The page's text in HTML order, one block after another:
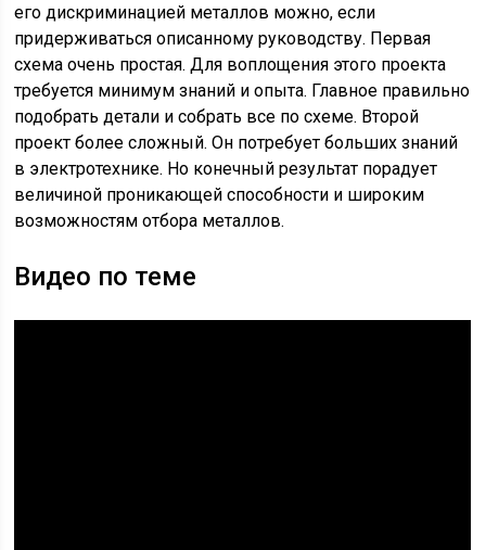
его дискриминацией металлов можно, если
придерживаться описанному руководству. Первая
схема очень простая. Для воплощения этого проекта
требуется минимум знаний и опыта. Главное правильно
подобрать детали и собрать все по схеме. Второй
проект более сложный. Он потребует больших знаний
в электротехнике. Но конечный результат порадует
величиной проникающей способности и широким
возможностям отбора металлов.
Видео по теме